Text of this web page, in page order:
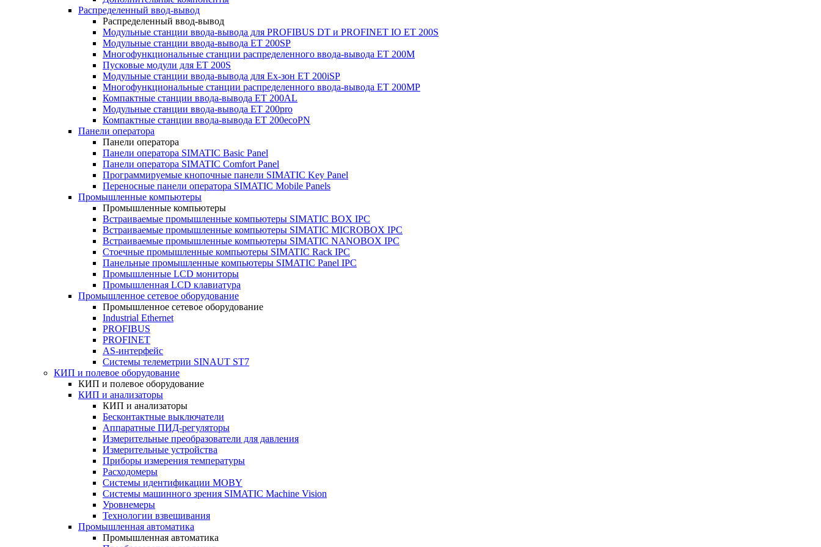
Распределенный ввод-вывод
Распределенный ввод-вывод
Модульные станции ввода-вывода для PROFIBUS DT и PROFINET IO ET 200S
Модульные станции ввода-вывода ET 200SP
Многофункциональные станции распределенного ввода-вывода ET 200M
Пусковые модули для ET 200S
Модульные станции ввода-вывода для Ex-зон ET 200iSP
Многофункциональные станции распределенного ввода-вывода ET 200MP
Компактные станции ввода-вывода ET 200AL
Модульные станции ввода-вывода ET 200pro
Компактные станции ввода-вывода ET 200ecoPN
Панели оператора
Панели оператора
Панели оператора SIMATIC Basic Panel
Панели оператора SIMATIC Comfort Panel
Программируемые кнопочные панели SIMATIC Key Panel
Переносные панели оператора SIMATIC Mobile Panels
Промышленные компьютеры
Промышленные компьютеры
Встраиваемые промышленные компьютеры SIMATIC BOX IPC
Встраиваемые промышленные компьютеры SIMATIC MICROBOX IPC
Встраиваемые промышленные компьютеры SIMATIC NANOBOX IPC
Стоечные промышленные компьютеры SIMATIC Rack IPC
Панельные промышленные компьютеры SIMATIC Panel IPC
Промышленные LCD мониторы
Промышленная LCD клавиатура
Промышленное сетевое оборудование
Промышленное сетевое оборудование
Industrial Ethernet
PROFIBUS
PROFINET
AS-интерфейс
Системы телеметрии SINAUT ST7
КИП и полевое оборудование
КИП и полевое оборудование
КИП и анализаторы
КИП и анализаторы
Бесконтактные выключатели
Аппаратные ПИД-регуляторы
Измерительные преобразователи для давления
Измерительные устройства
Приборы измерения температуры
Расходомеры
Системы идентификации MOBY
Системы машинного зрения SIMATIC Machine Vision
Уровнемеры
Технологии взвешивания
Промышленная автоматика
Промышленная автоматика